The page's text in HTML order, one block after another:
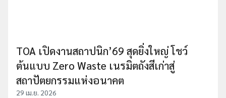
TOA เปิดงานสถาปนิก’69 สุดยิ่งใหญ่ โชว์
ต้นแบบ Zero Waste เนรมิตถังสีเก่าสู่
สถาปัตยกรรมแห่งอนาคต
29 เม.ย. 2026